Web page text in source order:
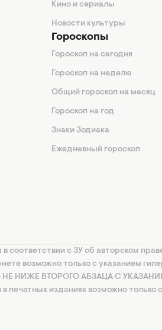
Кино и сериалы
Новости культуры
Гороскопы
Гороскоп на сегодня
Гороскоп на неделю
Общий гороскоп на месяц
Гороскоп на год
Знаки Зодиака
Ежедневный гороскоп
соответствии с ЗУ об авторском
возможно только с указанием
НЕ НИЖЕ ВТОРОГО АБЗАЦА С
печатных изданиях возможно только